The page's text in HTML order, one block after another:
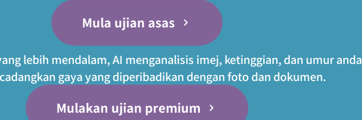
Mula ujian asas
lebih mendalam, AI menganalisis imej, ketinggian, dan umur anda
gaya yang diperibadikan dengan foto dan dokumen.
Mulakan ujian premium